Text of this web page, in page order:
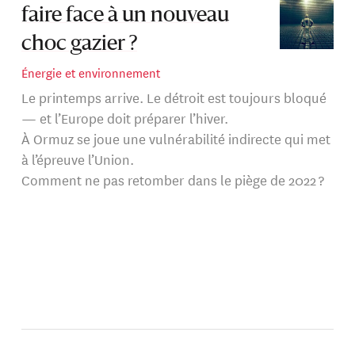
climatique et intégration des sources d’énergie
renouvelables dans les réseaux électriques. Alexander
Roth se spécialise dans la modélisation des systèmes
énergétiques, à l'aide de d'optimisation numérique
linéaire, et d'analyse économétrique.
faire face à un nouveau
choc gazier ?
Énergie et environnement
Le printemps arrive. Le détroit est toujours bloqué
— et l’Europe doit préparer l’hiver.
À Ormuz se joue une vulnérabilité indirecte qui met
à l’épreuve l’Union.
Comment ne pas retomber dans le piège de 2022 ?